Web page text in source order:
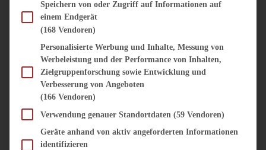
SUPPENKASPEREIEN
VORSPEISEN
SÜSS & HERZHAFT
BROTAUFSTRICH
DIPS, SAUCEN, CHUTNEYS
KÜCHENGESCHENKE
Im Folgenden finden Sie eine Liste der Zwecke des IAB Transparency and Consent
Speichern von oder Zugriff auf Informationen auf
einem Endgerät
(168 Vendoren)
Personalisierte Werbung und Inhalte, Messung von
Werbeleistung und der Performance von Inhalten,
Zielgruppenforschung sowie Entwicklung und
Verbesserung von Angeboten
(166 Vendoren)
Verwendung genauer Standortdaten (59 Vendoren)
Geräte anhand von aktiv angeforderten Informationen
identifizieren